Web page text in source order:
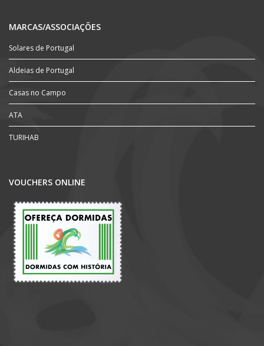
MARCAS/ASSOCIAÇÕES
Solares de Portugal
Aldeias de Portugal
Casas no Campo
ATA
TURIHAB
VOUCHERS ONLINE